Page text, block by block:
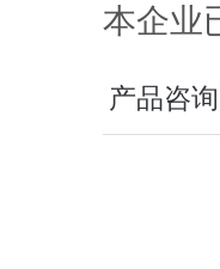
本企业
产品咨询